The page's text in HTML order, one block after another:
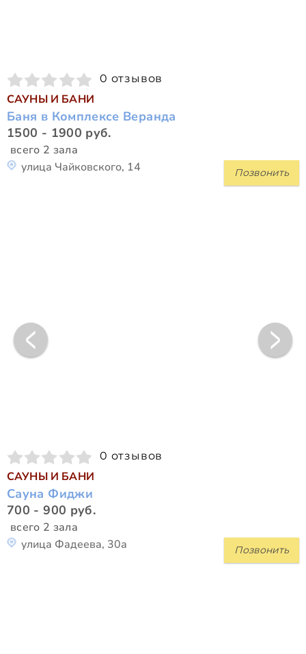
0 отзывов
САУНЫ И БАНИ
Баня в Комплексе Веранда
1500 - 1900 руб.
всего 2 зала
Позвонить
улица Чайковского, 14
0 отзывов
САУНЫ И БАНИ
Сауна Фиджи
700 - 900 руб.
всего 2 зала
Позвонить
улица Фадеева, 30а